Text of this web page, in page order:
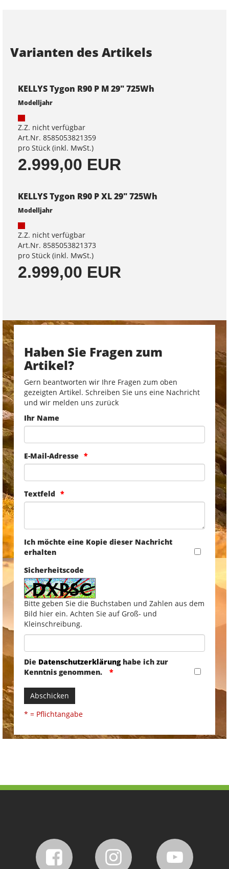
Varianten des Artikels
KELLYS Tygon R90 P M 29" 725Wh
Modelljahr
Z.Z. nicht verfügbar
Art.Nr. 8585053821359
pro Stück (inkl. MwSt.)
2.999,00 EUR
KELLYS Tygon R90 P XL 29" 725Wh
Modelljahr
Z.Z. nicht verfügbar
Art.Nr. 8585053821373
pro Stück (inkl. MwSt.)
2.999,00 EUR
Haben Sie Fragen zum
Artikel?
Gern beantworten wir Ihre Fragen zum oben
gezeigten Artikel. Schreiben Sie uns eine Nachricht
und wir melden uns zurück
Ihr Name
E-Mail-Adresse
Textfeld
Ich möchte eine Kopie dieser Nachricht
erhalten
Sicherheitscode
Bitte geben Sie die Buchstaben und Zahlen aus dem
Bild hier ein. Achten Sie auf Groß- und
Kleinschreibung.
Die Datenschutzerklärunghabe ich zur
Kenntnis genommen.
Abschicken
* = Pflichtangabe